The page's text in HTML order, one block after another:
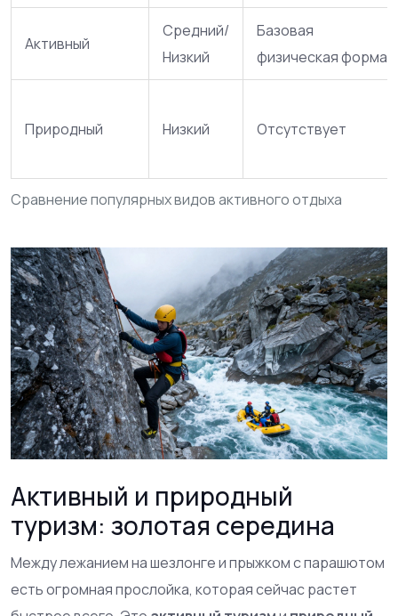
Сравнение популярных видов активного отдыха
Активный
Средний/
Низкий
Базовая
физическая форма
Природный Низкий Отсутствует
Активный и природный
туризм: золотая середина
Между лежанием на шезлонге и прыжком с парашютом
есть огромная прослойка, которая сейчас растет